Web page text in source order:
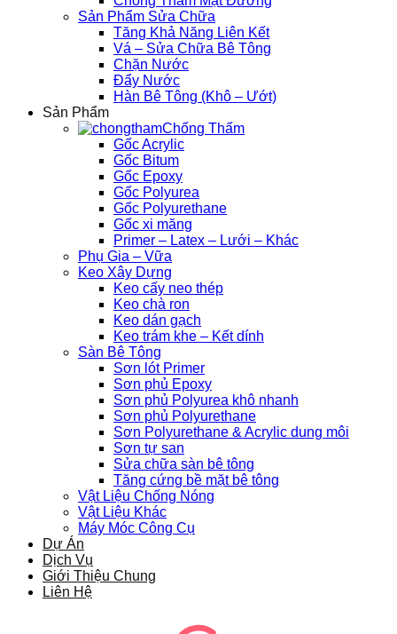
Sản Phẩm Sửa Chữa
Tăng Khả Năng Liên Kết
Vá – Sửa Chữa Bê Tông
Chặn Nước
Đẩy Nước
Hàn Bê Tông (Khô – Ướt)
Sản Phẩm
Chống Thấm
Gốc Acrylic
Gốc Bitum
Gốc Epoxy
Gốc Polyurea
Gốc Polyurethane
Gốc xi măng
Primer – Latex – Lưới – Khác
Phụ Gia – Vữa
Keo Xây Dựng
Keo cấy neo thép
Keo chà ron
Keo dán gạch
Keo trám khe – Kết dính
Sàn Bê Tông
Sơn lót Primer
Sơn phủ Epoxy
Sơn phủ Polyurea khô nhanh
Sơn phủ Polyurethane
Sơn Polyurethane & Acrylic dung môi
Sơn tự san
Sửa chữa sàn bê tông
Tăng cứng bề mặt bê tông
Vật Liệu Chống Nóng
Vật Liệu Khác
Máy Móc Công Cụ
Dự Án
Dịch Vụ
Giới Thiệu Chung
Liên Hệ